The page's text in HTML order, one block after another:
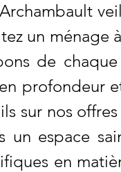
un ménage
de
profondeur
sur nos
un espace
en